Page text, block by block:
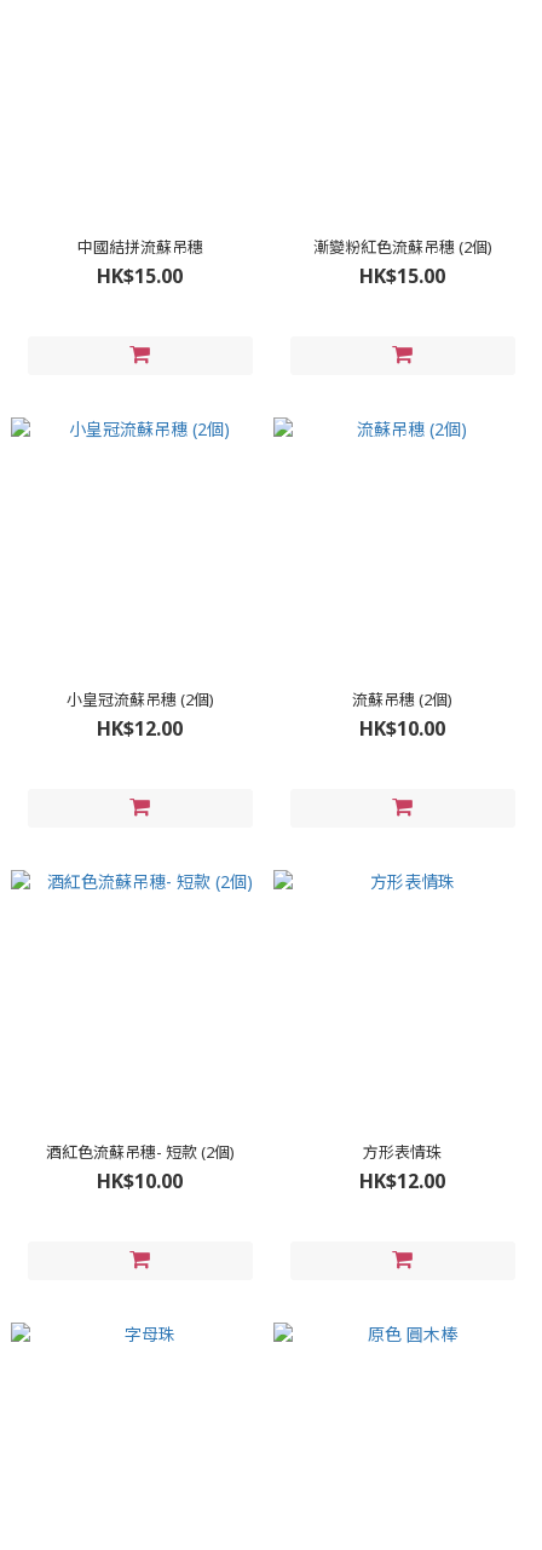
中國結拼流蘇吊穗
HK$15.00
漸變粉紅色流蘇吊穗 (2個)
HK$15.00
小皇冠流蘇吊穗 (2個)
HK$12.00
流蘇吊穗 (2個)
HK$10.00
酒紅色流蘇吊穗- 短款 (2個)
HK$10.00
方形表情珠
HK$12.00